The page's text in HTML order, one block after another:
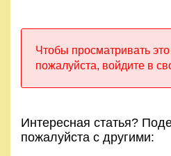
кабинет
Контакты
Чтобы просматривать
пожалуйста, войдите в
Интересная статья?
пожалуйста с другими: